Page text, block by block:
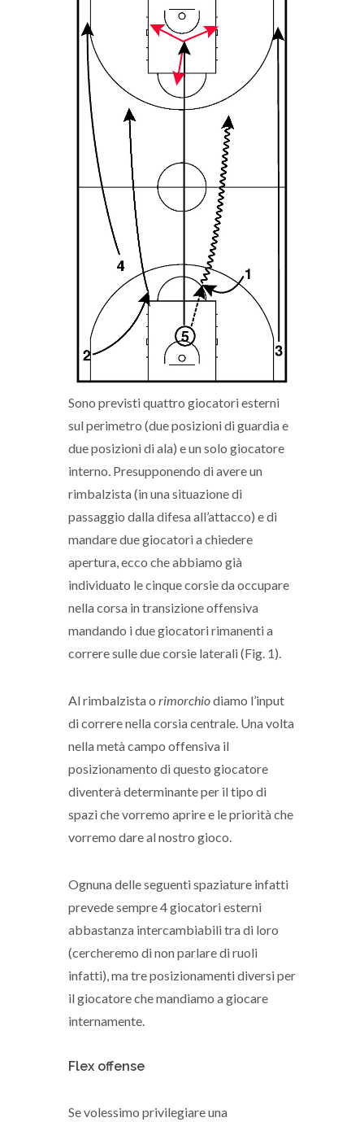
Sono previsti quattro giocatori esterni
sul perimetro (due posizioni di guardia e
due posizioni di ala) e un solo giocatore
interno. Presupponendo di avere un
rimbalzista (in una situazione di
passaggio dalla difesa all’attacco) e di
mandare due giocatori a chiedere
apertura, ecco che abbiamo già
individuato le cinque corsie da occupare
nella corsa in transizione offensiva
mandando i due giocatori rimanenti a
correre sulle due corsie laterali (Fig. 1).
Al rimbalzista o rimorchiodiamo l’input
di correre nella corsia centrale. Una volta
nella metà campo offensiva il
posizionamento di questo giocatore
diventerà determinante per il tipo di
spazi che vorremo aprire e le priorità che
vorremo dare al nostro gioco.
Ognuna delle seguenti spaziature infatti
prevede sempre 4 giocatori esterni
abbastanza intercambiabili tra di loro
(cercheremo di non parlare di ruoli
infatti), ma tre posizionamenti diversi per
il giocatore che mandiamo a giocare
internamente.
Flex offense
Se volessimo privilegiare una